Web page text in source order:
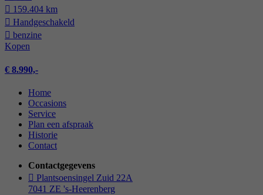
159.404 km
Hand­geschakeld
benzine
Kopen
€ 8.990,-
Home
Occasions
Service
Plan een afspraak
Historie
Contact
Contactgegevens
Plantsoensingel Zuid 22A
7041 ZE 's-Heerenberg